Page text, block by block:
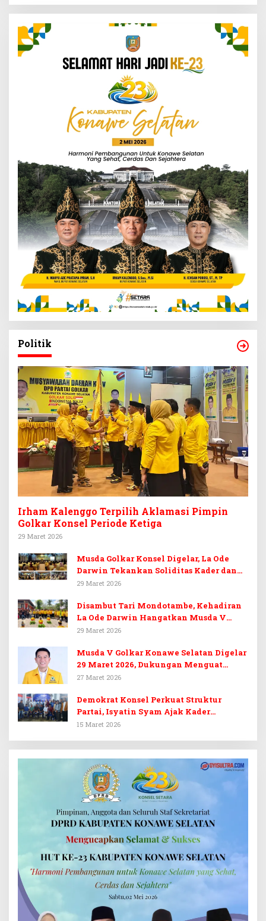
Politik
Irham Kalenggo Terpilih Aklamasi Pimpin
Golkar Konsel Periode Ketiga
29 Maret 2026
Musda Golkar Konsel Digelar, La Ode
Darwin Tekankan Soliditas Kader dan
Target 14 Kursi DPRD Konawe Selatan
29 Maret 2026
Disambut Tari Mondotambe, Kehadiran
La Ode Darwin Hangatkan Musda V
Golkar Konsel
29 Maret 2026
Musda V Golkar Konawe Selatan Digelar
29 Maret 2026, Dukungan Menguat
untuk Irham Kalenggo
27 Maret 2026
Demokrat Konsel Perkuat Struktur
Partai, Isyatin Syam Ajak Kader
Kembalikan Kejayaan
15 Maret 2026